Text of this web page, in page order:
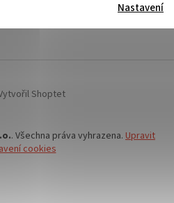
Nastavení
Shoptet
. Všechna práva vyhrazena. Upravit
cookies